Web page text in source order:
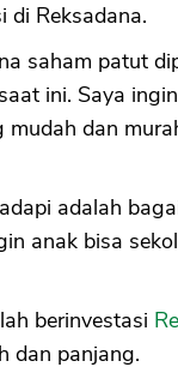
di Reksadana.
saham patut
ini. Saya
mudah dan
adalah
anak bisa
berinvestasi
dan panjang.